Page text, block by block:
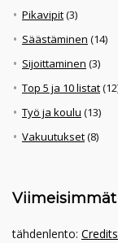
Pikavipit(3)
Säästäminen (14)
Sijoittaminen (3)
Top 5 ja 10 listat
Työ ja koulu (13)
Vakuutukset(8)
tähdenlento: